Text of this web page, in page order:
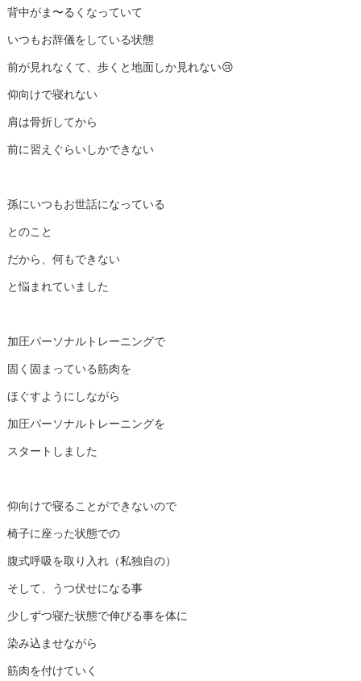
背中がま〜るくなっていて
いつもお辞儀をしている状態
前が見れなくて、歩くと地面しか見れない😢
仰向けで寝れない
肩は骨折してから
前に習えぐらいしかできない
孫にいつもお世話になっている
とのこと
だから、何もできない
と悩まれていました
加圧パーソナルトレーニングで
固く固まっている筋肉を
ほぐすようにしながら
加圧パーソナルトレーニングを
スタートしました
仰向けで寝ることができないので
椅子に座った状態での
腹式呼吸を取り入れ（私独自の）
そして、うつ伏せになる事
少しずつ寝た状態で伸びる事を体に
染み込ませながら
筋肉を付けていく